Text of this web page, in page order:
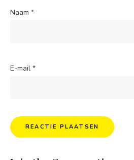
Naam *
E-mail *